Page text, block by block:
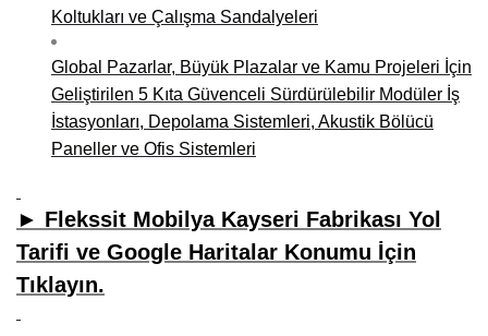
Koltukları ve Çalışma Sandalyeleri
Global Pazarlar, Büyük Plazalar ve Kamu Projeleri İçin
Geliştirilen 5 Kıta Güvenceli Sürdürülebilir Modüler İş
İstasyonları, Depolama Sistemleri, Akustik Bölücü
Paneller ve Ofis Sistemleri
► Flekssit Mobilya Kayseri Fabrikası Yol
Tarifi ve Google Haritalar Konumu İçin
Tıklayın.